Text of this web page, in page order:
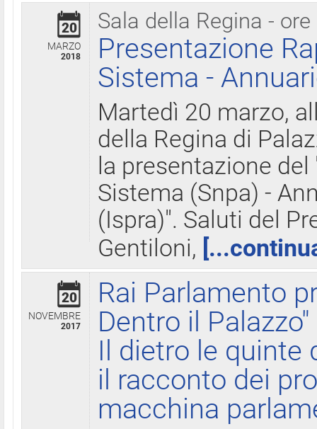
Sala della Regina - ore
20
MARZO
2018
Presentazione
Sistema -
Martedì 20 marzo,
della Regina di
la presentazione
Sistema (Snpa) -
(Ispra)". Saluti del
Gentiloni,
20
NOVEMBRE
2017
Rai Parlamento
Dentro il Palazzo"
Il dietro le quinte
il racconto dei
macchina